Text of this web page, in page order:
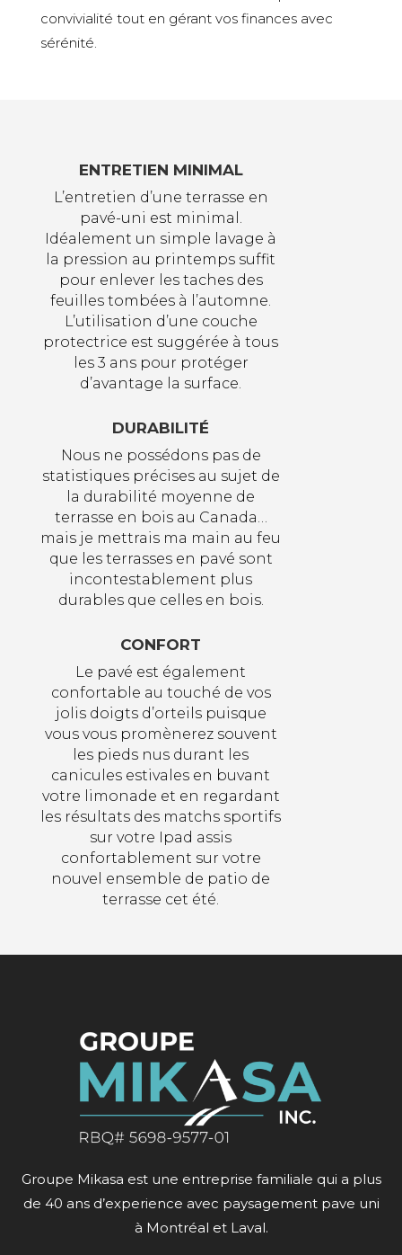
convivialité tout en gérant vos finances avec
sérénité.
ENTRETIEN MINIMAL
L’entretien d’une terrasse en
pavé-uni est minimal.
Idéalement un simple lavage à
la pression au printemps suffit
pour enlever les taches des
feuilles tombées à l’automne.
L’utilisation d’une couche
protectrice est suggérée à tous
les 3 ans pour protéger
d’avantage la surface.
DURABILITÉ
Nous ne possédons pas de
statistiques précises au sujet de
la durabilité moyenne de
terrasse en bois au Canada…
mais je mettrais ma main au feu
que les terrasses en pavé sont
incontestablement plus
durables que celles en bois.
CONFORT
Le pavé est également
confortable au touché de vos
jolis doigts d’orteils puisque
vous vous promènerez souvent
les pieds nus durant les
canicules estivales en buvant
votre limonade et en regardant
les résultats des matchs sportifs
sur votre Ipad assis
confortablement sur votre
nouvel ensemble de patio de
terrasse cet été.
Groupe Mikasa est une entreprise familiale qui a plus
de 40 ans d’experience avec paysagement pave uni
à Montréal et Laval.